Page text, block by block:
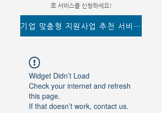
로 서비스를 신청하세요!
기업 맞춤형 지원사업 추천 서비스 이용하기
Widget Didn’t Load
Check your internet and refresh
this page.
If that doesn’t work, contact us.